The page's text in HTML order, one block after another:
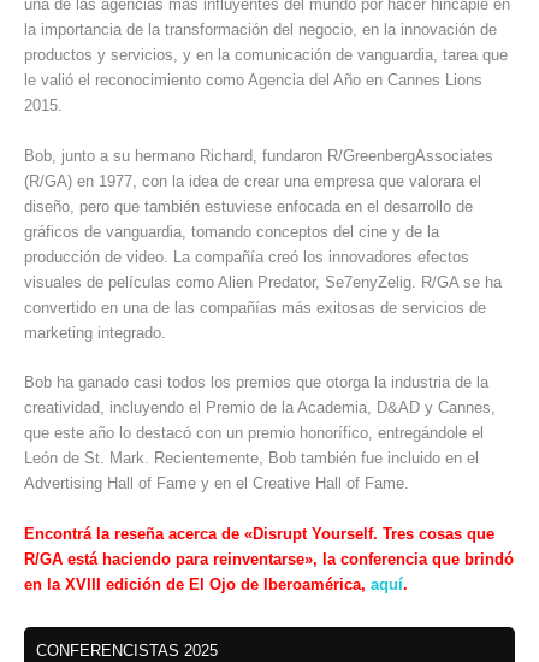
una de las agencias más influyentes del mundo por hacer hincapié en
la importancia de la transformación del negocio, en la innovación de
productos y servicios, y en la comunicación de vanguardia, tarea que
le valió el reconocimiento como Agencia del Año en Cannes Lions
2015.
Bob, junto a su hermano Richard, fundaron R/GreenbergAssociates
(R/GA) en 1977, con la idea de crear una empresa que valorara el
diseño, pero que también estuviese enfocada en el desarrollo de
gráficos de vanguardia, tomando conceptos del cine y de la
producción de video. La compañía creó los innovadores efectos
visuales de películas como Alien Predator, Se7enyZelig. R/GA se ha
convertido en una de las compañías más exitosas de servicios de
marketing integrado.
Bob ha ganado casi todos los premios que otorga la industria de la
creatividad, incluyendo el Premio de la Academia, D&AD y Cannes,
que este año lo destacó con un premio honorífico, entregándole el
León de St. Mark. Recientemente, Bob también fue incluido en el
Advertising Hall of Fame y en el Creative Hall of Fame.
Encontrá la reseña acerca de «Disrupt Yourself. Tres cosas que
R/GA está haciendo para reinventarse», la conferencia que brindó
en la XVIII edición de El Ojo de Iberoamérica, aquí.
CONFERENCISTAS 2025